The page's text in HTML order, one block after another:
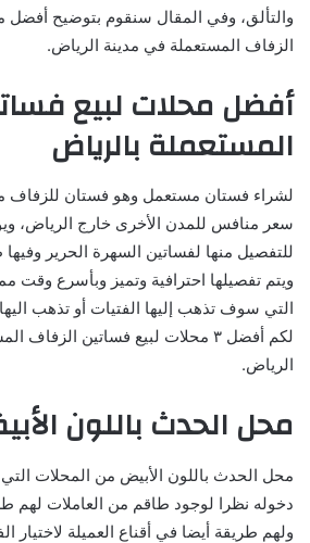
والتألق، وفي المقال سنقوم بتوضيح أفضل
الزفاف المستعملة في مدينة الرياض.
أفضل محلات لبيع
المستعملة بالرياض
لشراء فستان مستعمل وهو فستان للزفاف
سعر منافس للمدن الأخرى خارج الرياض،
للتفصيل منها لفساتين السهرة الحرير وفيها
ويتم تفصيلها احترافية وتميز وبأسرع وقت
التي سوف تذهب إليها الفتيات أو تذهب
لكم أفضل ٣ محلات لبيع فساتين
الرياض.
محل الحدث باللون
محل الحدث باللون الأبيض من المحلات
دخوله نظرا لوجود طاقم من العاملات لهم
ولهم طريقة أيضا في أقناع العميلة